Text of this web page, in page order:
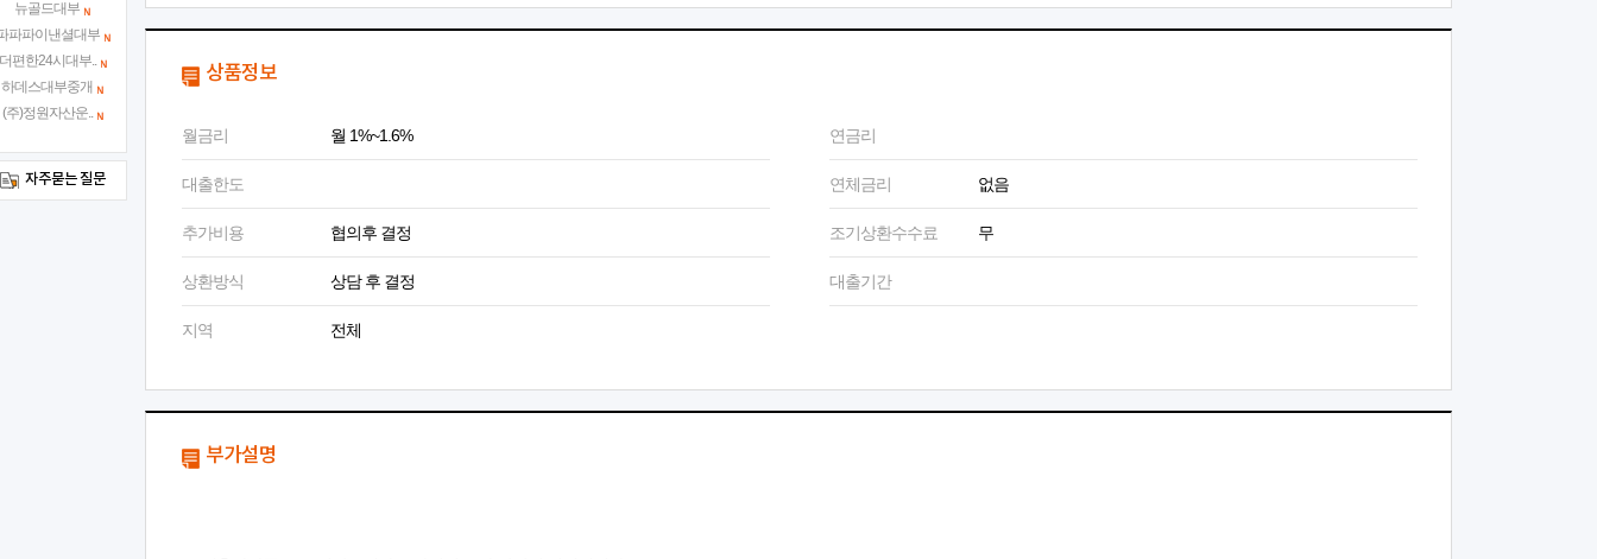
상품정보
월금리 월 1%~1.6% 연금리
대출한도 연체금리 없음
추가비용 협의후 결정 조기상환수수료 무
상환방식 상담 후 결정 대출기간
지역 전체
부가설명
뉴골드대부
파파이낸셜대부
편한24시대부..
하데스대부중개
(주)정원자산운..
자주묻는 질문